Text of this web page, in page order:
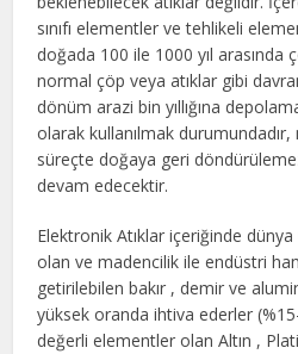
sınıfı elementler ve tehlikeli
doğada 100 ile 1000 yıl arasında
normal çöp veya atıklar gibi
dönüm arazi bin yıllığına
olarak kullanılmak
süreçte doğaya geri
devam edecektir.
Elektronik Atıklar içeriğinde dünya
olan ve madencilik ile endüstri
getirilebilen bakır , demir ve
yüksek oranda ihtiva ederler
değerli elementler olan Altın ,